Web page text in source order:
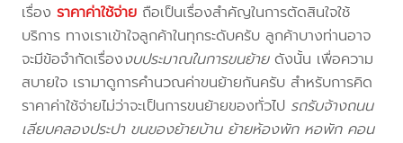
เรื่องราคาค่าใช้จ่าย ถือเป็นเรื่องสำคัญในการตัดสินใจใช้
บริการ ทางเราเข้าใจลูกค้าในทุกระดับครับ ลูกค้าบางท่านอาจ
จะมีข้อจำกัดเรื่องงบประมาณในการขนย้ายดังนั้น เพื่อความ
สบายใจ เรามาดูการคำนวณค่าขนย้ายกันครับ สำหรับการคิด
ราคาค่าใช้จ่ายไม่ว่าจะเป็นการขนย้ายของทั่วไป รถรับจ้างถนน
เลียบคลองประปา ขนของย้ายบ้าน ย้ายห้องพัก หอพัก คอน